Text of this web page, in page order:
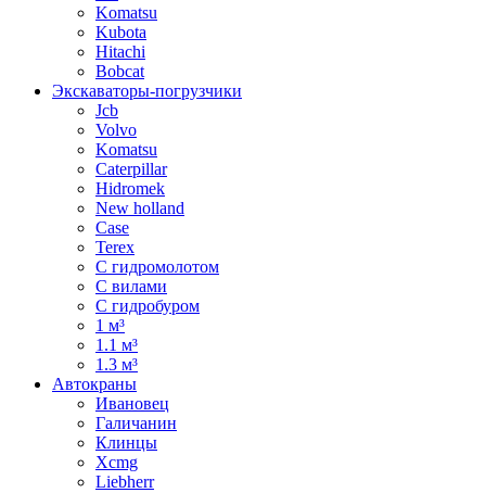
Komatsu
Kubota
Hitachi
Bobcat
Экскаваторы-погрузчики
Jcb
Volvo
Komatsu
Caterpillar
Hidromek
New holland
Case
Terex
С гидромолотом
С вилами
С гидробуром
1 м³
1.1 м³
1.3 м³
Автокраны
Ивановец
Галичанин
Клинцы
Xcmg
Liebherr